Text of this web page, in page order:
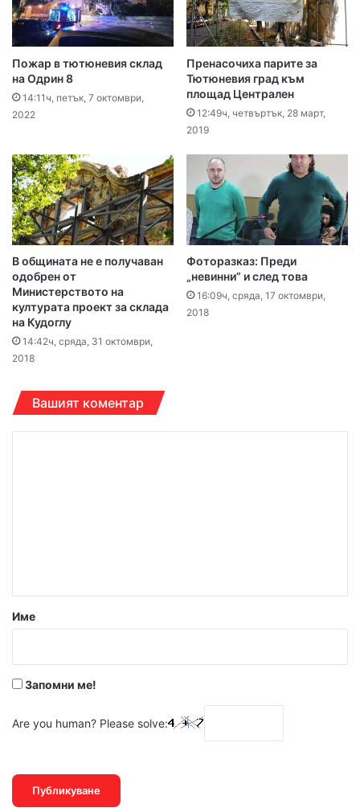
Пожар в тютюневия склад
на Одрин 8
14:11ч, петък, 7 октомври,
2022
Пренасочиха парите за
Тютюневия град към
площад Централен
12:49ч, четвъртък, 28 март,
2019
В общината не е получаван
одобрен от
Министерството на
културата проект за склада
на Кудоглу
14:42ч, сряда, 31 октомври,
2018
Фоторазказ: Преди
„невинни” и след това
16:09ч, сряда, 17 октомври,
2018
Вашият коментар
р
Име
Запомни ме!
Are you human? Please solve: